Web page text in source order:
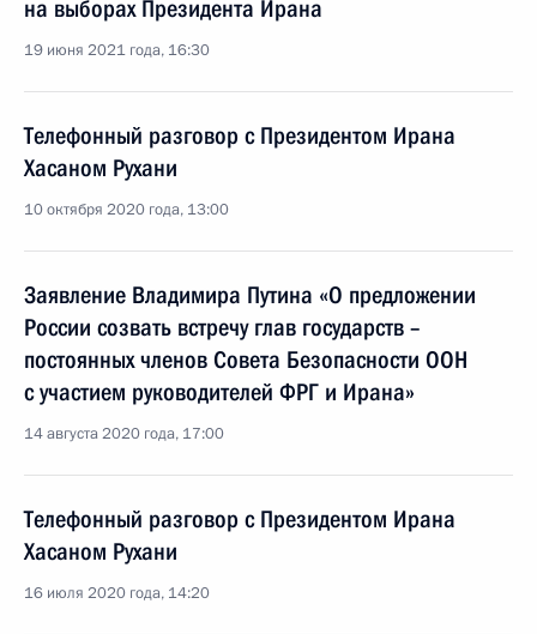
на выборах Президента Ирана
19 июня 2021 года, 16:30
Телефонный разговор с Президентом Ирана
Хасаном Рухани
10 октября 2020 года, 13:00
Заявление Владимира Путина «О предложении
России созвать встречу глав государств –
постоянных членов Совета Безопасности ООН
с участием руководителей ФРГ и Ирана»
14 августа 2020 года, 17:00
Телефонный разговор с Президентом Ирана
Хасаном Рухани
16 июля 2020 года, 14:20